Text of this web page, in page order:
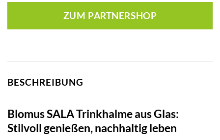
ZUM PARTNERSHOP
BESCHREIBUNG
Blomus SALA Trinkhalme aus Glas:
Stilvoll genießen, nachhaltig leben